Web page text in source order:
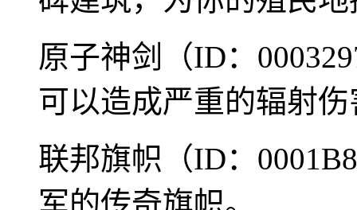
原子神剑（ID：
可以造成严重的辐射伤
联邦旗帜（ID：
军的传奇旗帜。